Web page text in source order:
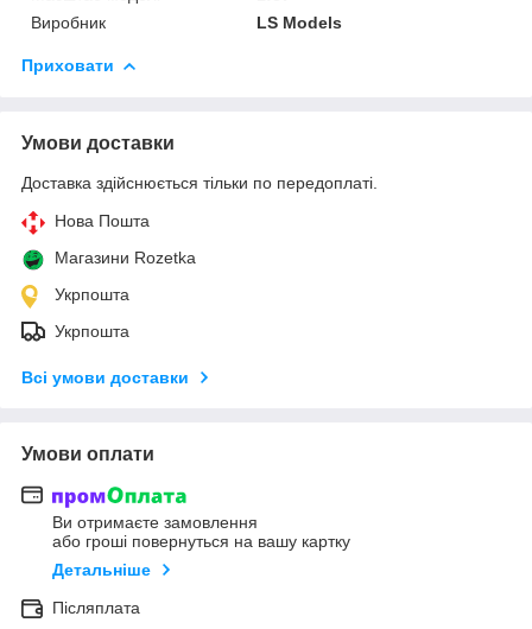
Виробник
LS Models
Приховати
Умови доставки
Доставка здійснюється тільки по передоплаті.
Нова Пошта
Магазини Rozetka
Укрпошта
Укрпошта
Всі умови доставки
Умови оплати
Ви отримаєте замовлення
або гроші повернуться на вашу картку
Детальніше
Післяплата